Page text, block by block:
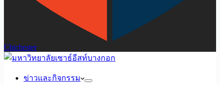
Chichester
ข่าวและกิจกรรม